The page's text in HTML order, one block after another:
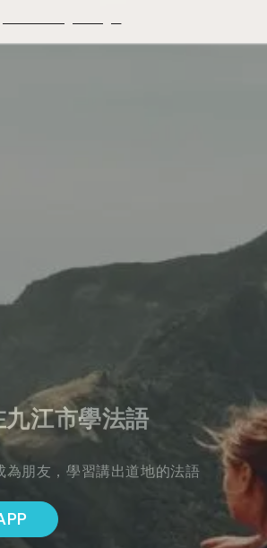
九江市學法語
為朋友，學習講出道地的法語